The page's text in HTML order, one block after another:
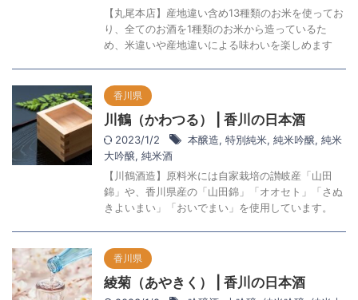
【丸尾本店】産地違い含め13種類のお米を使ってお
り、全てのお酒を1種類のお米から造っているた
め、米違いや産地違いによる味わいを楽しめます
香川県
川鶴（かわつる） | 香川の日本酒
2023/1/2 本醸造, 特別純米, 純米吟醸, 純米
大吟醸, 純米酒
【川鶴酒造】原料米には自家栽培の讃岐産「山田
錦」や、香川県産の「山田錦」「オオセト」「さぬ
きよいまい」「おいでまい」を使用しています。
香川県
綾菊（あやきく） | 香川の日本酒